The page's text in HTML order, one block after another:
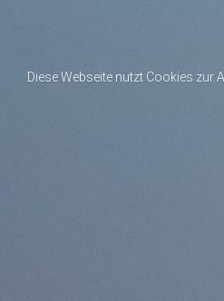
Diese Webseite nutzt Cookies zur